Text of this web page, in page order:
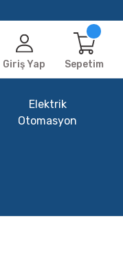
Giriş Yap Sepetim
Elektrik
Otomasyon